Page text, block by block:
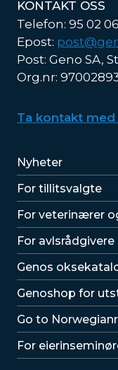
KONTAKT OSS
Telefon: 95 02
Epost:
Post: Geno SA,
Org.nr:
Ta kontakt med
Lenker
Nyheter
For tillitsvalgte
For veterinærer
For avlsrådgivere
Lenker
Genos
Genoshop for
Go to
For